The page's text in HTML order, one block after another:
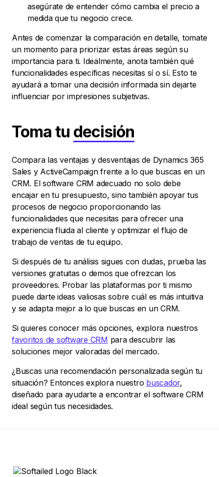
asegúrate de entender cómo cambia el precio a
medida que tu negocio crece.
Antes de comenzar la comparación en detalle, tomate
un momento para priorizar estas áreas según su
importancia para ti. Idealmente, anota también qué
funcionalidades específicas necesitas sí o sí. Esto te
ayudará a tomar una decisión informada sin dejarte
influenciar por impresiones subjetivas.
Toma tu decisión
Compara las ventajas y desventajas de Dynamics 365
Sales y ActiveCampaign frente a lo que buscas en un
CRM. El software CRM adecuado no solo debe
encajar en tu presupuesto, sino también apoyar tus
procesos de negocio proporcionando las
funcionalidades que necesitas para ofrecer una
experiencia fluida al cliente y optimizar el flujo de
trabajo de ventas de tu equipo.
Si después de tu análisis sigues con dudas, prueba las
versiones gratuitas o demos que ofrezcan los
proveedores. Probar las plataformas por ti mismo
puede darte ideas valiosas sobre cuál es más intuitiva
y se adapta mejor a lo que buscas en un CRM.
Si quieres conocer más opciones, explora nuestros
favoritos de software CRM para descubrir las
soluciones mejor valoradas del mercado.
¿Buscas una recomendación personalizada según tu
situación? Entonces explora nuestro buscador,
diseñado para ayudarte a encontrar el software CRM
ideal según tus necesidades.